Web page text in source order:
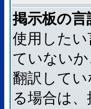
掲示板の
使用した
ていない
翻訳して
る場合は